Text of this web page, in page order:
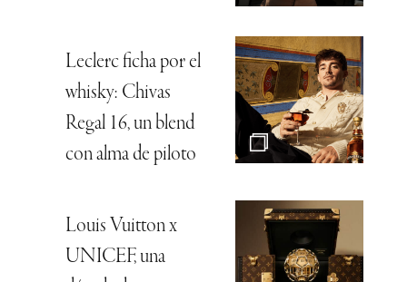
Leclerc ficha por el
whisky: Chivas
Regal 16, un blend
con alma de piloto
Louis Vuitton x
UNICEF, una